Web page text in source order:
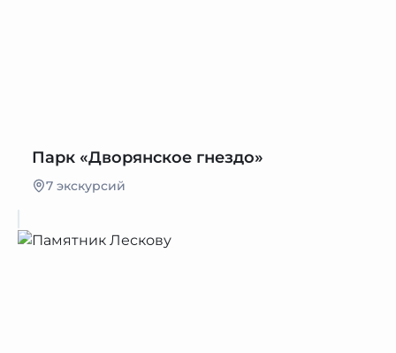
Парк «Дворянское гнездо»
7 экскурсий